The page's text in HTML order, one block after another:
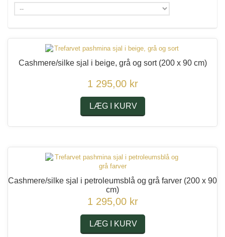
Cashmere/silke sjal i beige, grå og sort (200 x 90 cm)
1 295,00 kr
LÆG I KURV
Cashmere/silke sjal i petroleumsblå og grå farver (200 x 90
cm)
1 295,00 kr
LÆG I KURV